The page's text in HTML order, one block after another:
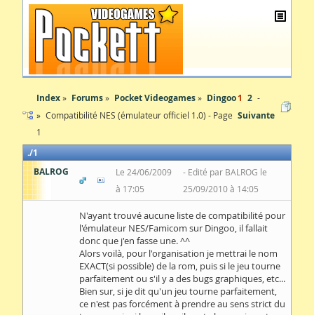
Index Forums Pocket Videogames Dingoo
Compatibilité NES (émulateur officiel 1.0) - Page
1
1 2
Suivante
1
BALROG
Le 24/06/2009
à 17:05
Edité par BALROG le
25/09/2010 à 14:05
N'ayant trouvé aucune liste de compatibilité pour
l'émulateur NES/Famicom sur Dingoo, il fallait
donc que j'en fasse une. ^^
Alors voilà, pour l'organisation je mettrai le nom
EXACT(si possible) de la rom, puis si le jeu tourne
parfaitement ou s'il y a des bugs graphiques, etc...
Bien sur, si je dit qu'un jeu tourne parfaitement,
ce n'est pas forcément à prendre au sens strict du